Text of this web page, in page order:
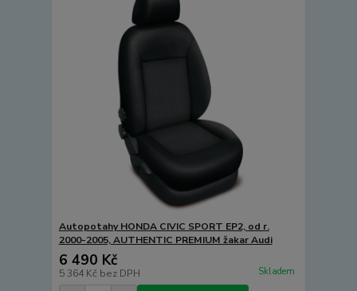
Autopotahy HONDA CIVIC SPORT EP2, od r.
2000-2005, AUTHENTIC PREMIUM žakar Audi
6 490 Kč
5 364 Kč bez DPH Skladem